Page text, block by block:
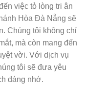
việc tỏ lòng tri ân
Hòa Đà Nẵng sẽ
Chúng tôi không chỉ
mà còn mang đến
vời. Với dịch vụ
tôi sẽ đưa yêu
đáng nhớ.